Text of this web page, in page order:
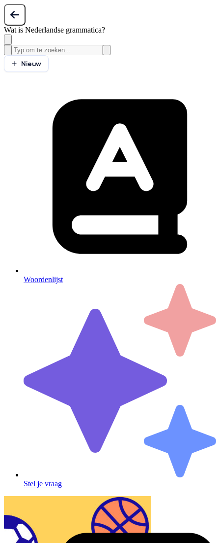
Wat is Nederlandse grammatica?
Nieuw
Woordenlijst
Stel je vraag